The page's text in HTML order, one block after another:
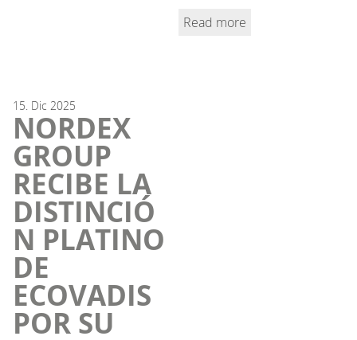
Read more
15. Dic 2025
NORDEX
GROUP
RECIBE LA
DISTINCIÓ
N PLATINO
DE
ECOVADIS
POR SU